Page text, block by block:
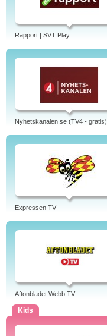
Rapport | SVT Play
Nyhetskanalen.se (TV4 - gratis)
Expressen TV
Aftonbladet Webb TV
Kids